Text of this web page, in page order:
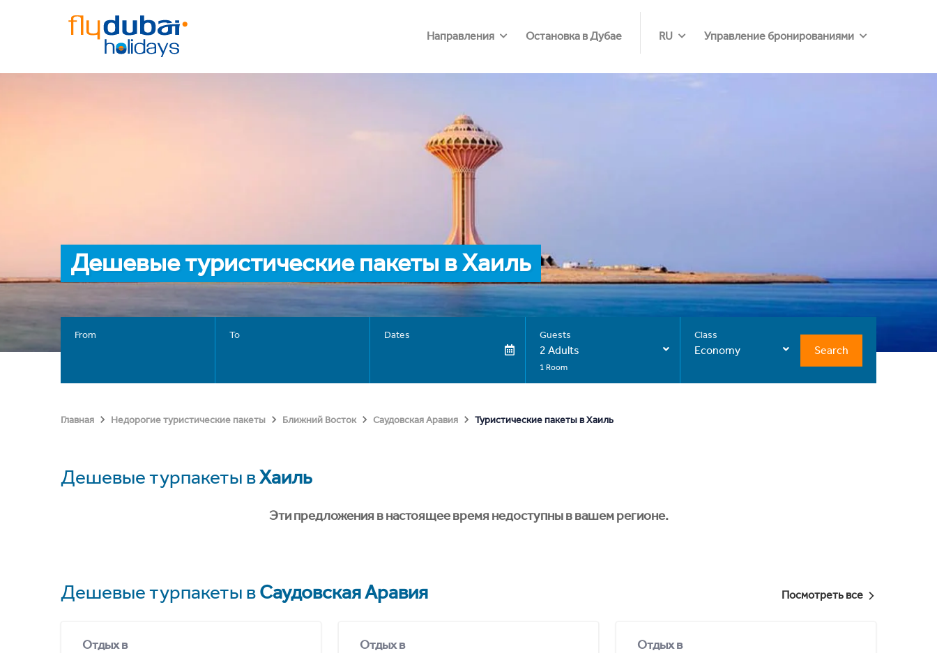
Направления Остановка в Дубае RU Управление бронированиями
Дешевые туристические пакеты в Хаиль
From To Dates Guests
2 Adults
1 Room
Class
Economy Search
Главная Недорогие туристические пакеты Ближний Восток Саудовская Аравия Туристические пакеты в Хаиль
Дешевые турпакеты вХаиль
Эти предложения в настоящее время недоступны в вашем регионе.
Дешевые турпакеты вСаудовская Аравия Посмотреть все
Отдых в Отдых в Отдых в